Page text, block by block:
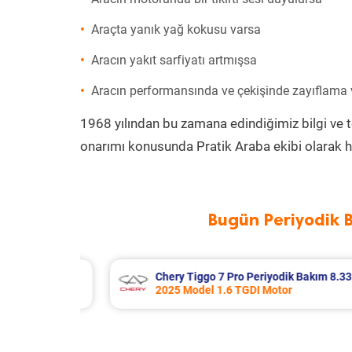
Araçta yanık yağ kokusu varsa
Aracın yakıt sarfiyatı artmışsa
Aracın performansında ve çekişinde zayıflama
1968 yılından bu zamana edindiğimiz bilgi ve
onarımı konusunda Pratik Araba ekibi olarak
Bugün Periyodik
Bmw 3 Serisi Periyodik Bakım
2012 Model 328i Motor